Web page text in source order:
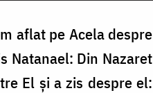
aflat pe Acela despre
Natanael: Din Nazaret
El şi a zis despre el: